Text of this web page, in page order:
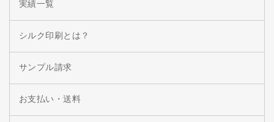
実績一覧
シルク印刷とは？
サンプル請求
お支払い・送料